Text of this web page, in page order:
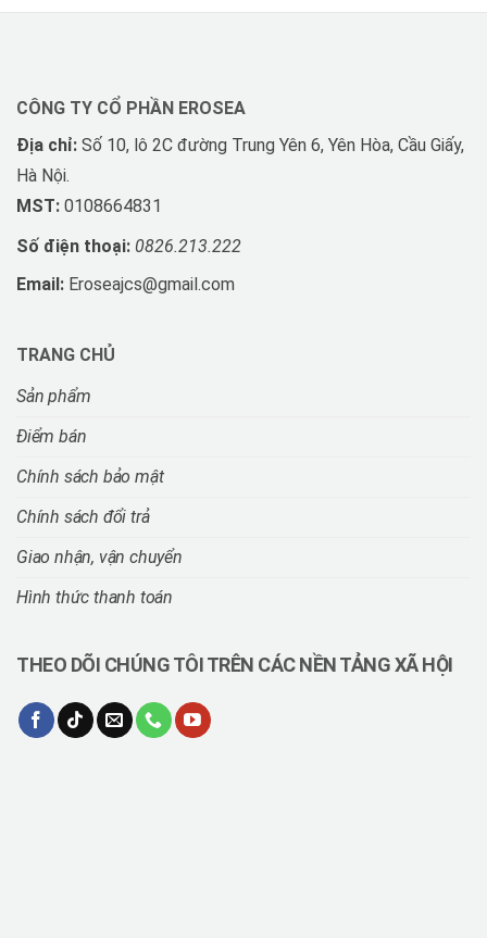
CÔNG TY CỔ PHẦN EROSEA
Địa chỉ: Số 10, lô 2C đường Trung Yên 6, Yên Hòa, Cầu Giấy,
Hà Nội.
MST: 0108664831
Số điện thoại: 0826.213.222
Email: Eroseajcs@gmail.com
TRANG CHỦ
Sản phẩm
Điểm bán
Chính sách bảo mật
Chính sách đổi trả
Giao nhận, vận chuyển
Hình thức thanh toán
THEO DÕI CHÚNG TÔI TRÊN CÁC NỀN TẢNG XÃ HỘI